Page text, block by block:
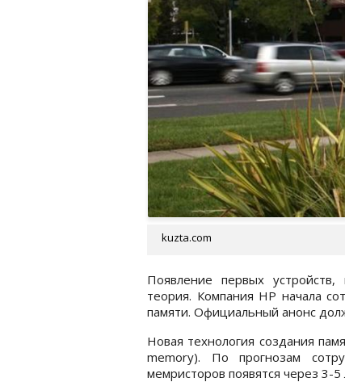
kuzta.com
Появление первых
теория. Компания HP начала
памяти. Официальный анонс
Новая технология создания
memory). По прогнозам
мемристоров появятся через 3-5